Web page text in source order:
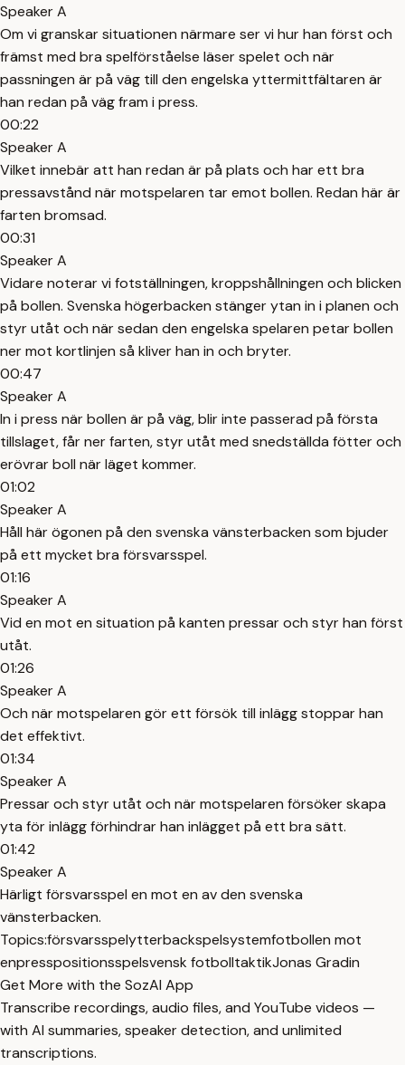
Speaker A
Om vi granskar situationen närmare ser vi hur han först och
främst med bra spelförståelse läser spelet och när
passningen är på väg till den engelska yttermittfältaren är
han redan på väg fram i press.
00:22
Speaker A
Vilket innebär att han redan är på plats och har ett bra
pressavstånd när motspelaren tar emot bollen. Redan här är
farten bromsad.
00:31
Speaker A
Vidare noterar vi fotställningen, kroppshållningen och blicken
på bollen. Svenska högerbacken stänger ytan in i planen och
styr utåt och när sedan den engelska spelaren petar bollen
ner mot kortlinjen så kliver han in och bryter.
00:47
Speaker A
In i press när bollen är på väg, blir inte passerad på första
tillslaget, får ner farten, styr utåt med snedställda fötter och
erövrar boll när läget kommer.
01:02
Speaker A
Håll här ögonen på den svenska vänsterbacken som bjuder
på ett mycket bra försvarsspel.
01:16
Speaker A
Vid en mot en situation på kanten pressar och styr han först
utåt.
01:26
Speaker A
Och när motspelaren gör ett försök till inlägg stoppar han
det effektivt.
01:34
Speaker A
Pressar och styr utåt och när motspelaren försöker skapa
yta för inlägg förhindrar han inlägget på ett bra sätt.
01:42
Speaker A
Härligt försvarsspel en mot en av den svenska
vänsterbacken.
Topics:försvarsspelytterbackspelsystemfotbollen mot
enpresspositionsspelsvensk fotbolltaktikJonas Gradin
Get More with the SozAI App
Transcribe recordings, audio files, and YouTube videos —
with AI summaries, speaker detection, and unlimited
transcriptions.